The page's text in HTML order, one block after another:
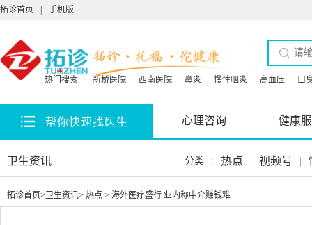
拓诊首页 手机版
热门搜索: 新桥医院 西南医院 鼻炎 慢性咽炎 高血压 口
帮你快速找医生 心理咨询 健康
卫生资讯 分类 : 热点 | 视频号 |
拓诊首页> 卫生资讯> 热点 > 海外医疗盛行 业内称中介赚钱难